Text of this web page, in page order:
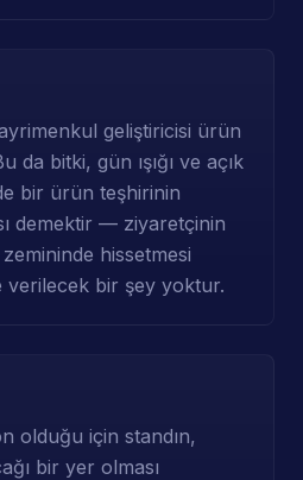
geliştiricisi ürün
da bitki, gün ışığı ve açık
bir ürün teşhirinin
demektir — ziyaretçinin
hissetmesi
verilecek bir şey yoktur.
olduğu için standın,
bir yer olması